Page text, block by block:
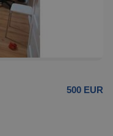
500 EUR